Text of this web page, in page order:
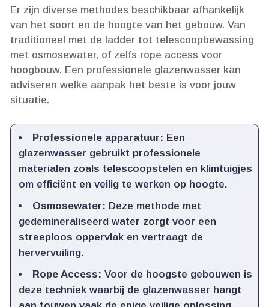
Er zijn diverse methodes beschikbaar afhankelijk
van het soort en de hoogte van het gebouw.​ Van
traditioneel met de ladder tot telescoopbewassing
met osmosewater, of zelfs rope access voor
hoogbouw.​ Een professionele glazenwasser kan
adviseren welke aanpak het beste is voor jouw
situatie.​
Professionele apparatuur: Een
glazenwasser gebruikt professionele
materialen zoals telescoopstelen en klimtuigjes
om efficiënt en veilig te werken op hoogte.​
Osmosewater: Deze methode met
gedemineraliseerd water zorgt voor een
streeploos oppervlak en vertraagt de
hervervuiling.​
Rope Access: Voor de hoogste gebouwen is
deze techniek waarbij de glazenwasser hangt